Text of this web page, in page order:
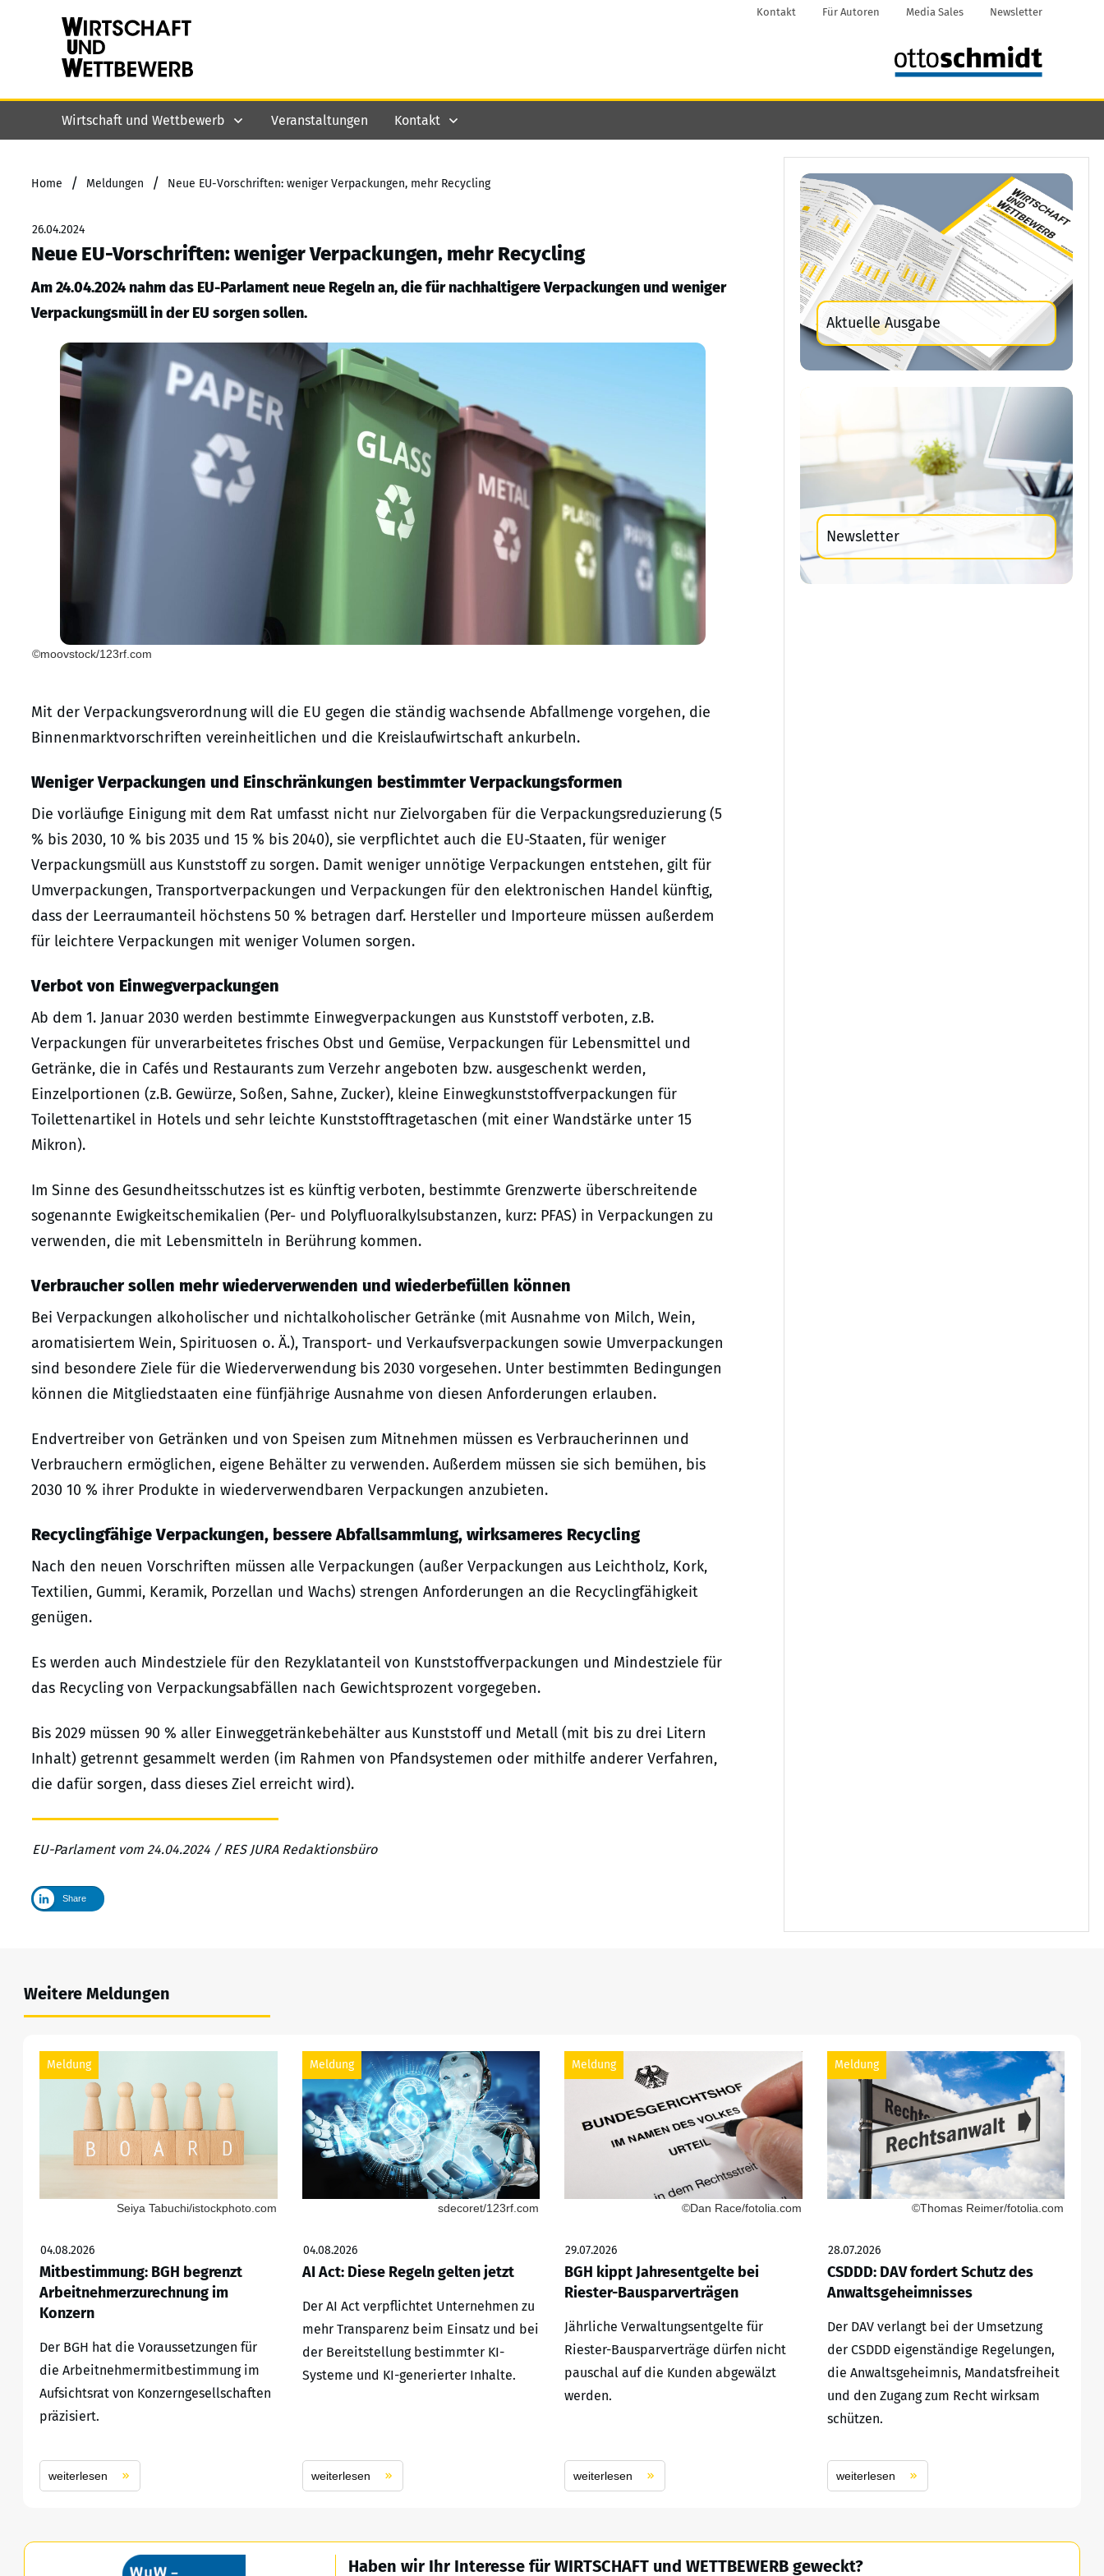
Kontakt Für Autoren Media Sales Newsletter
Wirtschaft und Wettbewerb Veranstaltungen Kontakt
Home / Meldungen / Neue EU-Vorschriften: weniger Verpackungen, mehr Recycling
26.04.2024
Neue EU-Vorschriften: weniger Verpackungen, mehr Recycling
Am 24.04.2024 nahm das EU-Parlament neue Regeln an, die für nachhaltigere Verpackungen und weniger
Verpackungsmüll in der EU sorgen sollen.
©moovstock/123rf.com
Mit der Verpackungsverordnung will die EU gegen die ständig wachsende Abfallmenge vorgehen, die
Binnenmarktvorschriften vereinheitlichen und die Kreislaufwirtschaft ankurbeln.
Weniger Verpackungen und Einschränkungen bestimmter Verpackungsformen
Die vorläufige Einigung mit dem Rat umfasst nicht nur Zielvorgaben für die Verpackungsreduzierung (5
% bis 2030, 10 % bis 2035 und 15 % bis 2040), sie verpflichtet auch die EU-Staaten, für weniger
Verpackungsmüll aus Kunststoff zu sorgen. Damit weniger unnötige Verpackungen entstehen, gilt für
Umverpackungen, Transportverpackungen und Verpackungen für den elektronischen Handel künftig,
dass der Leerraumanteil höchstens 50 % betragen darf. Hersteller und Importeure müssen außerdem
für leichtere Verpackungen mit weniger Volumen sorgen.
Verbot von Einwegverpackungen
Ab dem 1. Januar 2030 werden bestimmte Einwegverpackungen aus Kunststoff verboten, z.B.
Verpackungen für unverarbeitetes frisches Obst und Gemüse, Verpackungen für Lebensmittel und
Getränke, die in Cafés und Restaurants zum Verzehr angeboten bzw. ausgeschenkt werden,
Einzelportionen (z.B. Gewürze, Soßen, Sahne, Zucker), kleine Einwegkunststoffverpackungen für
Toilettenartikel in Hotels und sehr leichte Kunststofftragetaschen (mit einer Wandstärke unter 15
Mikron).
Im Sinne des Gesundheitsschutzes ist es künftig verboten, bestimmte Grenzwerte überschreitende
sogenannte Ewigkeitschemikalien (Per- und Polyfluoralkylsubstanzen, kurz: PFAS) in Verpackungen zu
verwenden, die mit Lebensmitteln in Berührung kommen.
Verbraucher sollen mehr wiederverwenden und wiederbefüllen können
Bei Verpackungen alkoholischer und nichtalkoholischer Getränke (mit Ausnahme von Milch, Wein,
aromatisiertem Wein, Spirituosen o. Ä.), Transport- und Verkaufsverpackungen sowie Umverpackungen
sind besondere Ziele für die Wiederverwendung bis 2030 vorgesehen. Unter bestimmten Bedingungen
können die Mitgliedstaaten eine fünfjährige Ausnahme von diesen Anforderungen erlauben.
Endvertreiber von Getränken und von Speisen zum Mitnehmen müssen es Verbraucherinnen und
Verbrauchern ermöglichen, eigene Behälter zu verwenden. Außerdem müssen sie sich bemühen, bis
2030 10 % ihrer Produkte in wiederverwendbaren Verpackungen anzubieten.
Recyclingfähige Verpackungen, bessere Abfallsammlung, wirksameres Recycling
Nach den neuen Vorschriften müssen alle Verpackungen (außer Verpackungen aus Leichtholz, Kork,
Textilien, Gummi, Keramik, Porzellan und Wachs) strengen Anforderungen an die Recyclingfähigkeit
genügen.
Es werden auch Mindestziele für den Rezyklatanteil von Kunststoffverpackungen und Mindestziele für
das Recycling von Verpackungsabfällen nach Gewichtsprozent vorgegeben.
Bis 2029 müssen 90 % aller Einweggetränkebehälter aus Kunststoff und Metall (mit bis zu drei Litern
Inhalt) getrennt gesammelt werden (im Rahmen von Pfandsystemen oder mithilfe anderer Verfahren,
die dafür sorgen, dass dieses Ziel erreicht wird).
EU-Parlament vom 24.04.2024 / RES JURA Redaktionsbüro
Share
Aktuelle Ausgabe
Newsletter
Weitere Meldungen
Meldung
Seiya Tabuchi/istockphoto.com
04.08.2026
Mitbestimmung: BGH begrenzt
Arbeitnehmerzurechnung im
Konzern
Der BGH hat die Voraussetzungen für
die Arbeitnehmermitbestimmung im
Aufsichtsrat von Konzerngesellschaften
präzisiert.
weiterlesen
Meldung
sdecoret/123rf.com
04.08.2026
AI Act: Diese Regeln gelten jetzt
Der AI Act verpflichtet Unternehmen zu
mehr Transparenz beim Einsatz und bei
der Bereitstellung bestimmter KI-
Systeme und KI-generierter Inhalte.
weiterlesen
Meldung
©Dan Race/fotolia.com
29.07.2026
BGH kippt Jahresentgelte bei
Riester-Bausparverträgen
Jährliche Verwaltungsentgelte für
Riester-Bausparverträge dürfen nicht
pauschal auf die Kunden abgewälzt
werden.
weiterlesen
Meldung
©Thomas Reimer/fotolia.com
28.07.2026
CSDDD: DAV fordert Schutz des
Anwaltsgeheimnisses
Der DAV verlangt bei der Umsetzung
der CSDDD eigenständige Regelungen,
die Anwaltsgeheimnis, Mandatsfreiheit
und den Zugang zum Recht wirksam
schützen.
weiterlesen
Haben wir Ihr Interesse für WIRTSCHAFT und WETTBEWERB geweckt?